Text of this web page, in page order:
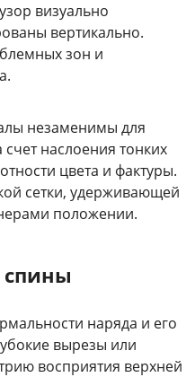
визуально
вертикально.
зон и
незаменимы для
наслоения тонких
цвета и фактуры.
сетки, удерживающей
положении.
наряда и его
вырезы или
восприятия верхней